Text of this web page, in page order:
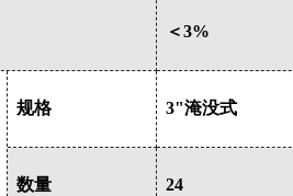
＜3%
规格 3"淹没式
数量 24